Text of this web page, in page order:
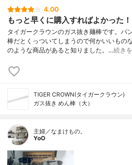
4.00
もっと早くに購入すればよかった！
タイガークラウンのガス抜き麺棒です。パ
棒だとくっついてしまうので何かいいもの
のような商品があると知りました。…続き
TIGER CROWN(タイガークラウン)
ガス抜き めん棒（大）
主婦／なまけもの。
YoO